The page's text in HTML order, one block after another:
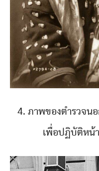
4. ภาพของตำรวจน
เพื่อปฏิบัติหน้